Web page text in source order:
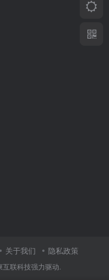
关于我们 隐私政策
互联科技强力驱动.